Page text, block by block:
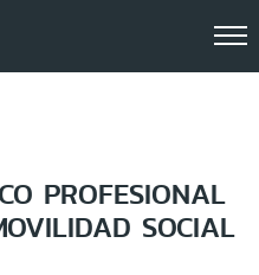
PROFESIONAL
SOCIAL